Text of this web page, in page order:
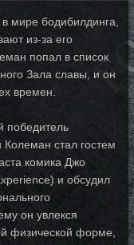
мире бодибилдинга,
из-за его
попал в список
Зала славы, и он
времен.
победитель
стал гостем
комика Джо
и обсудил
он увлекся
физической форме,